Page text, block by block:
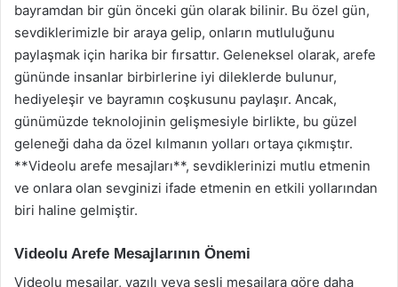
bayramdan bir gün önceki gün olarak bilinir. Bu özel gün,
sevdiklerimizle bir araya gelip, onların mutluluğunu
paylaşmak için harika bir fırsattır. Geleneksel olarak, arefe
gününde insanlar birbirlerine iyi dileklerde bulunur,
hediyeleşir ve bayramın coşkusunu paylaşır. Ancak,
günümüzde teknolojinin gelişmesiyle birlikte, bu güzel
geleneği daha da özel kılmanın yolları ortaya çıkmıştır.
**Videolu arefe mesajları**, sevdiklerinizi mutlu etmenin
ve onlara olan sevginizi ifade etmenin en etkili yollarından
biri haline gelmiştir.
Videolu Arefe Mesajlarının Önemi
Videolu mesajlar, yazılı veya sesli mesajlara göre daha